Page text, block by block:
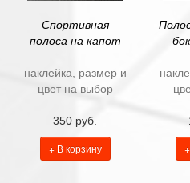
Спортивная
полоса на капот
наклейка, размер и
цвет на выбор
350 руб.
+ В корзину